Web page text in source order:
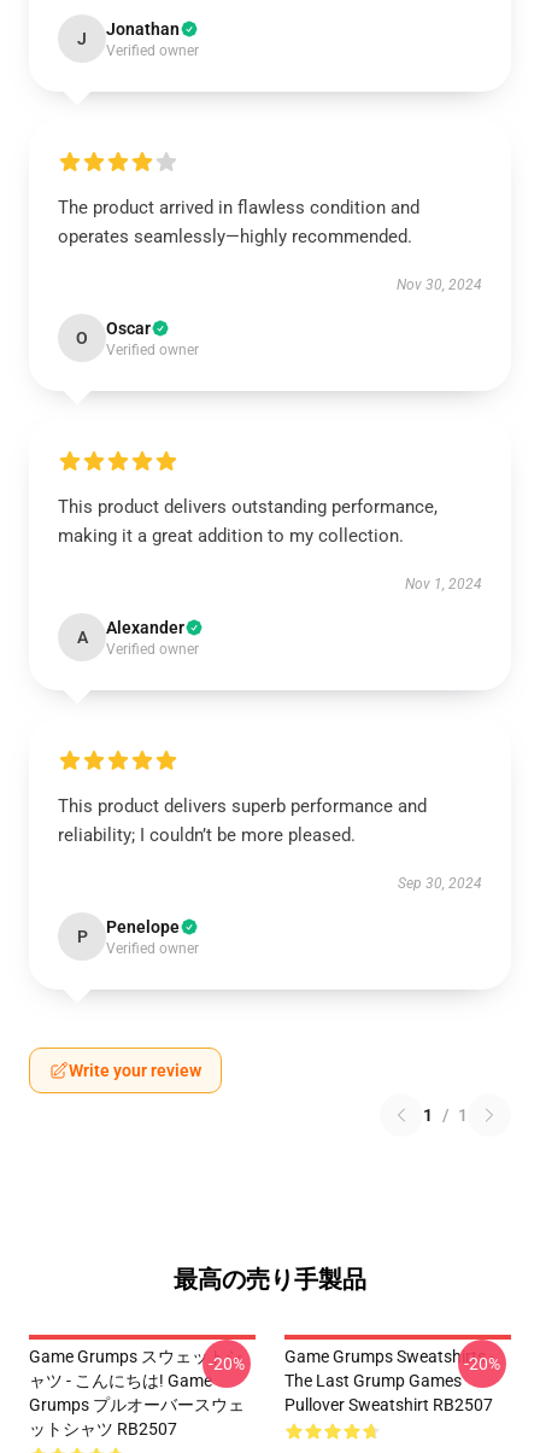
J Jonathan
Verified owner
The product arrived in flawless condition and
operates seamlessly—highly recommended.
Nov 30, 2024
O Oscar
Verified owner
This product delivers outstanding performance,
making it a great addition to my collection.
Nov 1, 2024
A Alexander
Verified owner
This product delivers superb performance and
reliability; I couldn’t be more pleased.
Sep 30, 2024
P Penelope
Verified owner
Write your review
1 / 1
最高の売り手製品
Game Grumps スウェットシ
ャツ - こんにちは! Game
Grumps プルオーバースウェ
ットシャツ RB2507
-20%
Game Grumps Sweatshirts -
The Last Grump Games
Pullover Sweatshirt RB2507
-20%